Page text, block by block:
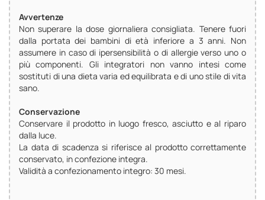
Avvertenze
Non superare la dose giornaliera consigliata. Tenere fuori
dalla portata dei bambini di età inferiore a 3 anni. Non
assumere in caso di ipersensibilità o di allergie verso uno o
più componenti. Gli integratori non vanno intesi come
sostituti di una dieta varia ed equilibrata e di uno stile di vita
sano.
Conservazione
Conservare il prodotto in luogo fresco, asciutto e al riparo
dalla luce.
La data di scadenza si riferisce al prodotto correttamente
conservato, in confezione integra.
Validità a confezionamento integro: 30 mesi.